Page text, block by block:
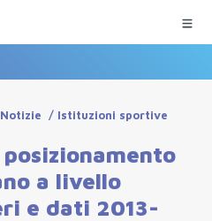
Notizie / Istituzioni sportive
posizionamento
a livello
e dati 2013-